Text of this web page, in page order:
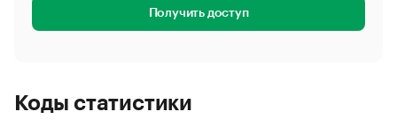
Получить доступ
Коды статистики